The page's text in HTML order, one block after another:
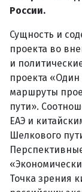
России.
Сущность и
проекта во
и
проекта
маршруты
пути».
ЕАЭ и
Шелкового
Точка зрения